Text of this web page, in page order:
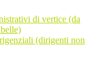
di vertice (da
(dirigenti non